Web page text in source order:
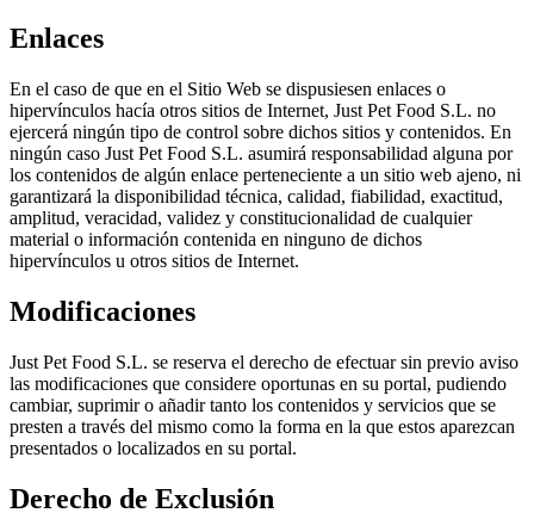
Enlaces
En el caso de que en el Sitio Web se dispusiesen enlaces o
hipervínculos hacía otros sitios de Internet, Just Pet Food S.L. no
ejercerá ningún tipo de control sobre dichos sitios y contenidos. En
ningún caso Just Pet Food S.L. asumirá responsabilidad alguna por
los contenidos de algún enlace perteneciente a un sitio web ajeno, ni
garantizará la disponibilidad técnica, calidad, fiabilidad, exactitud,
amplitud, veracidad, validez y constitucionalidad de cualquier
material o información contenida en ninguno de dichos
hipervínculos u otros sitios de Internet.
Modificaciones
Just Pet Food S.L. se reserva el derecho de efectuar sin previo aviso
las modificaciones que considere oportunas en su portal, pudiendo
cambiar, suprimir o añadir tanto los contenidos y servicios que se
presten a través del mismo como la forma en la que estos aparezcan
presentados o localizados en su portal.
Derecho de Exclusión